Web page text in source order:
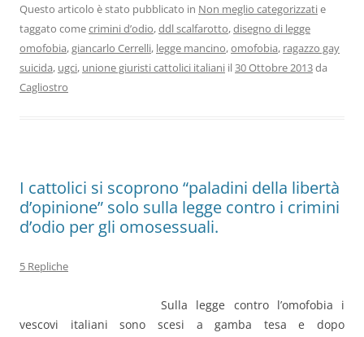
Questo articolo è stato pubblicato in Non meglio categorizzatie
taggato comecrimini d’odio,ddl scalfarotto,disegno di legge
omofobia,giancarlo Cerrelli, legge mancino,omofobia, ragazzo gay
suicida, ugci, unione giuristi cattolici italiani il30 Ottobre 2013da
Cagliostro
I cattolici si scoprono “paladini della libertà
d’opinione” solo sulla legge contro i crimini
d’odio per gli omosessuali.
5 Repliche
Sulla legge contro l’omofobia i
vescovi italiani sono scesi a gamba tesa e dopo